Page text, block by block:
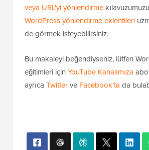
veya URL'yi yönlendirme
WordPress yönlendirme eklentileri
de görmek isteyebilirsiniz.
Bu makaleyi beğendiyseniz, lütfen
eğitimleri için YouTube Kanalımıza
ayrıca Twitterve Facebook'ta da